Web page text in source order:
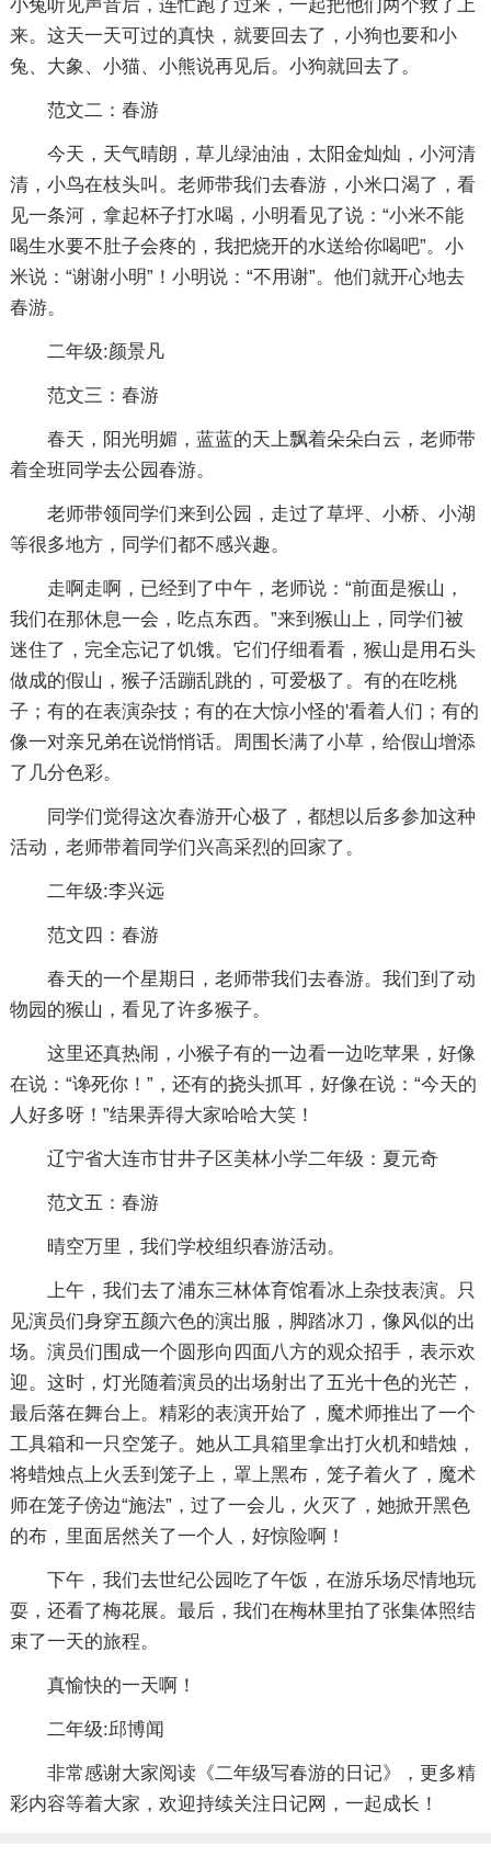
小兔听见声音后，连忙跑了过来，一起把他们两个救了上
来。这天一天可过的真快，就要回去了，小狗也要和小
兔、大象、小猫、小熊说再见后。小狗就回去了。
范文二：春游
今天，天气晴朗，草儿绿油油，太阳金灿灿，小河清
清，小鸟在枝头叫。老师带我们去春游，小米口渴了，看
见一条河，拿起杯子打水喝，小明看见了说：“小米不能
喝生水要不肚子会疼的，我把烧开的水送给你喝吧”。小
米说：“谢谢小明”！小明说：“不用谢”。他们就开心地去
春游。
二年级:颜景凡
范文三：春游
春天，阳光明媚，蓝蓝的天上飘着朵朵白云，老师带
着全班同学去公园春游。
老师带领同学们来到公园，走过了草坪、小桥、小湖
等很多地方，同学们都不感兴趣。
走啊走啊，已经到了中午，老师说：“前面是猴山，
我们在那休息一会，吃点东西。”来到猴山上，同学们被
迷住了，完全忘记了饥饿。它们仔细看看，猴山是用石头
做成的假山，猴子活蹦乱跳的，可爱极了。有的在吃桃
子；有的在表演杂技；有的在大惊小怪的'看着人们；有的
像一对亲兄弟在说悄悄话。周围长满了小草，给假山增添
了几分色彩。
同学们觉得这次春游开心极了，都想以后多参加这种
活动，老师带着同学们兴高采烈的回家了。
二年级:李兴远
范文四：春游
春天的一个星期日，老师带我们去春游。我们到了动
物园的猴山，看见了许多猴子。
这里还真热闹，小猴子有的一边看一边吃苹果，好像
在说：“谗死你！”，还有的挠头抓耳，好像在说：“今天的
人好多呀！”结果弄得大家哈哈大笑！
辽宁省大连市甘井子区美林小学二年级：夏元奇
范文五：春游
晴空万里，我们学校组织春游活动。
上午，我们去了浦东三林体育馆看冰上杂技表演。只
见演员们身穿五颜六色的演出服，脚踏冰刀，像风似的出
场。演员们围成一个圆形向四面八方的观众招手，表示欢
迎。这时，灯光随着演员的出场射出了五光十色的光芒，
最后落在舞台上。精彩的表演开始了，魔术师推出了一个
工具箱和一只空笼子。她从工具箱里拿出打火机和蜡烛，
将蜡烛点上火丢到笼子上，罩上黑布，笼子着火了，魔术
师在笼子傍边“施法”，过了一会儿，火灭了，她掀开黑色
的布，里面居然关了一个人，好惊险啊！
下午，我们去世纪公园吃了午饭，在游乐场尽情地玩
耍，还看了梅花展。最后，我们在梅林里拍了张集体照结
束了一天的旅程。
真愉快的一天啊！
二年级:邱博闻
非常感谢大家阅读《二年级写春游的日记》，更多精
彩内容等着大家，欢迎持续关注日记网，一起成长！